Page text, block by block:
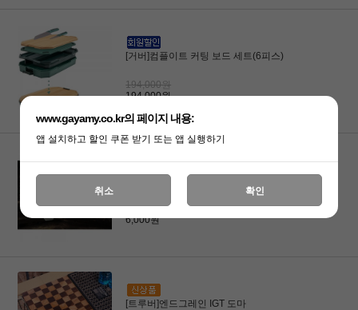
[거버]컴플이트 커팅 보드 세트(6피스)
194,000원
194,000원
[캐스케이드와일드]울트라 라이트 커팅 보
6,000원
6,000원
[트루버]엔드그레인 IGT 도마
www.gayamy.co.kr의 페이지 내용:
앱 설치하고 할인 쿠폰 받기 또는 앱 실행하기
취소 확인